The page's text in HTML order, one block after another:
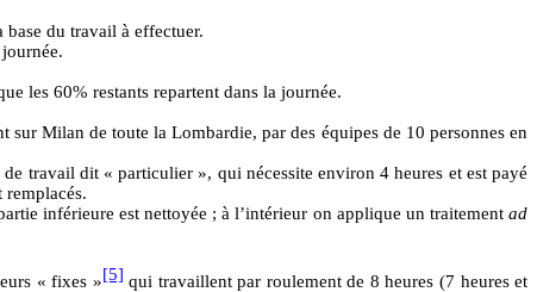
du travail à effectuer.
les 60% restants repartent dans la journée.
Milan de toute la Lombardie, par des équipes de 10 personnes en
travail dit « particulier », qui nécessite environ 4 heures et est payé
remplacés.
inférieure est nettoyée ; à l’intérieur on applique un traitement ad
« fixes »[5] qui travaillent par roulement de 8 heures (7 heures et